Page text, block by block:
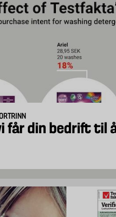
får din bedrift til